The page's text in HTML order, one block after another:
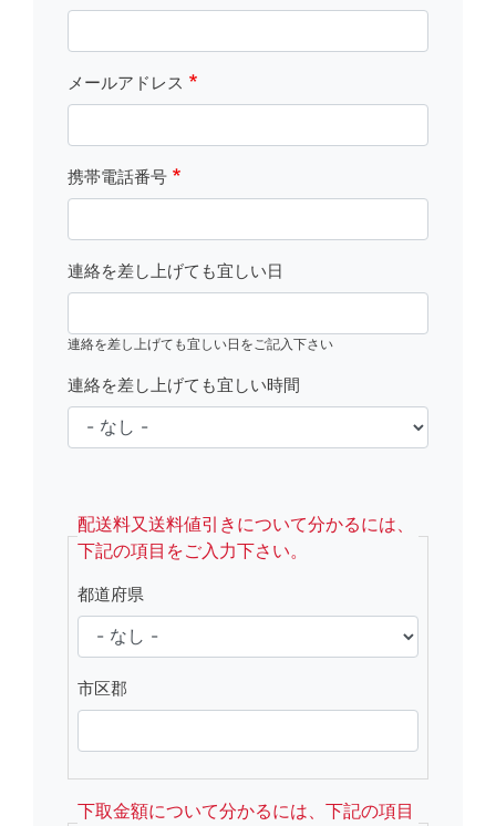
メールアドレス
携帯電話番号
連絡を差し上げても宜しい日
連絡を差し上げても宜しい日をご記入下さい
連絡を差し上げても宜しい時間
配送料又送料値引きについて分かるには、
下記の項目をご入力下さい。
都道府県
市区郡
下取金額について分かるには、下記の項目